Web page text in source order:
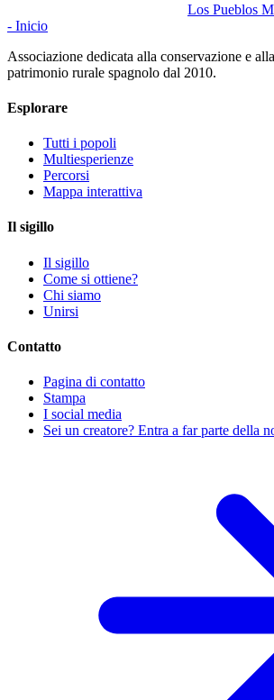
Los Pueblos
- Inicio
Associazione dedicata alla conservazione e
patrimonio rurale spagnolo dal 2010.
Esplorare
Tutti i popoli
Multiesperienze
Percorsi
Mappa interattiva
Il sigillo
Il sigillo
Come si ottiene?
Chi siamo
Unirsi
Contatto
Pagina di contatto
Stampa
I social media
Sei un creatore? Entra a far parte della